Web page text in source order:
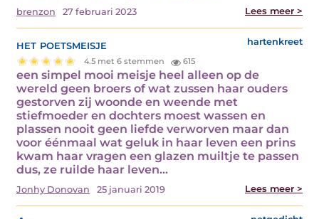
brenzon 27 februari 2023 Lees meer >
het poetsmeisje hartenkreet
4.5 met 6 stemmen 615
een simpel mooi meisje heel alleen op de
wereld geen broers of wat zussen haar ouders
gestorven zij woonde en weende met
stiefmoeder en dochters moest wassen en
plassen nooit geen liefde verworven maar dan
voor éénmaal wat geluk in haar leven een prins
kwam haar vragen een glazen muiltje te passen
dus, ze ruilde haar leven…
Jonhy Donovan 25 januari 2019 Lees meer >